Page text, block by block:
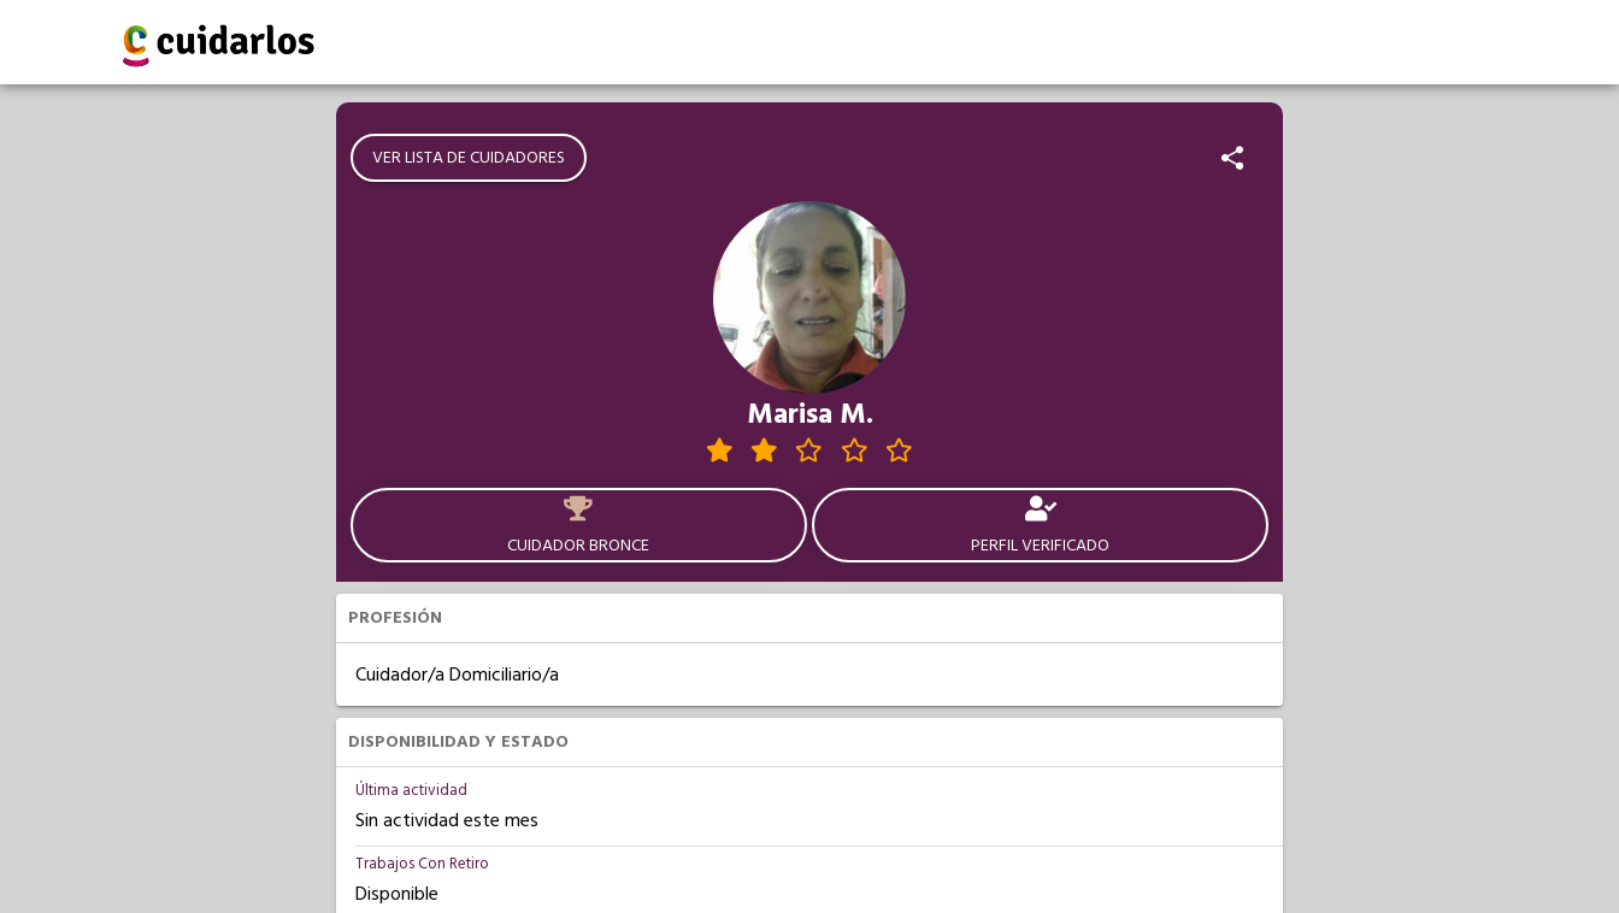
VER LISTA DE CUIDADORES
Marisa M.
CUIDADOR BRONCE PERFIL VERIFICADO
PROFESIÓN
Cuidador/a Domiciliario/a
DISPONIBILIDAD Y ESTADO
Última actividad
Sin actividad este mes
Trabajos Con Retiro
Disponible